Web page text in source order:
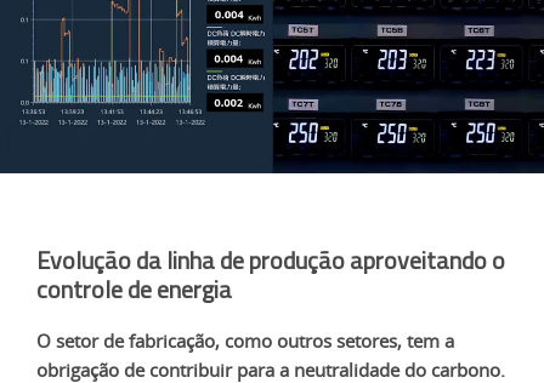
Evolução da linha de produção aproveitando o
controle de energia
O setor de fabricação, como outros setores, tem a
obrigação de contribuir para a neutralidade do carbono.